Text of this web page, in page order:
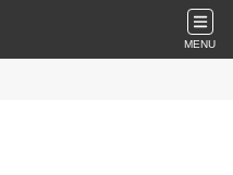
MENU